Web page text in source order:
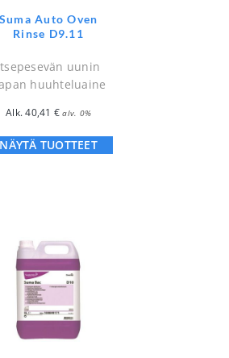
Suma Auto Oven
Rinse D9.11
uunin
huuhteluaine
Alk.40,41 € alv. 0%
NÄYTÄ TUOTTEET